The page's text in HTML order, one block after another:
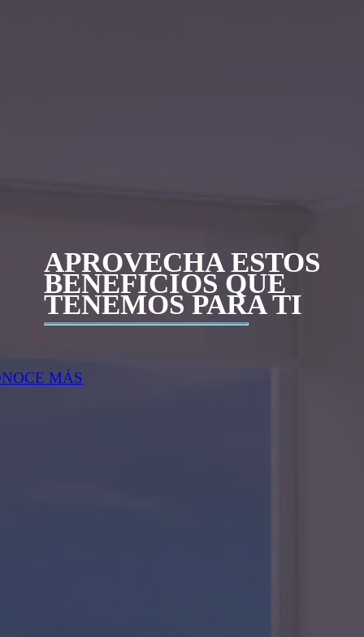
APROVECHA ESTOS
BENEFICIOS QUE
TENEMOS PARA TI
MÁS